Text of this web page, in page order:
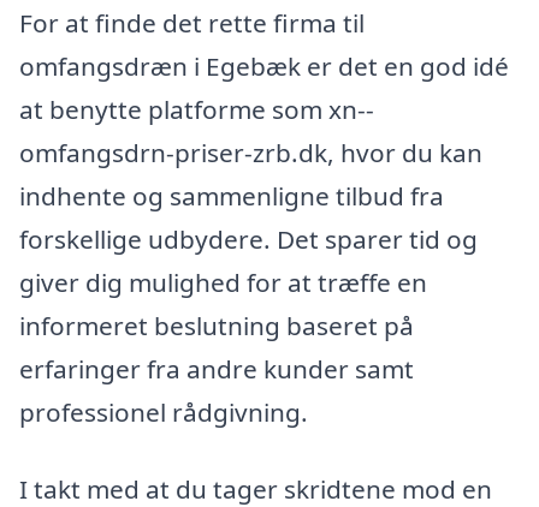
For at finde det rette firma til
omfangsdræn i Egebæk er det en god idé
at benytte platforme som xn--
omfangsdrn-priser-zrb.dk, hvor du kan
indhente og sammenligne tilbud fra
forskellige udbydere. Det sparer tid og
giver dig mulighed for at træffe en
informeret beslutning baseret på
erfaringer fra andre kunder samt
professionel rådgivning.
I takt med at du tager skridtene mod en